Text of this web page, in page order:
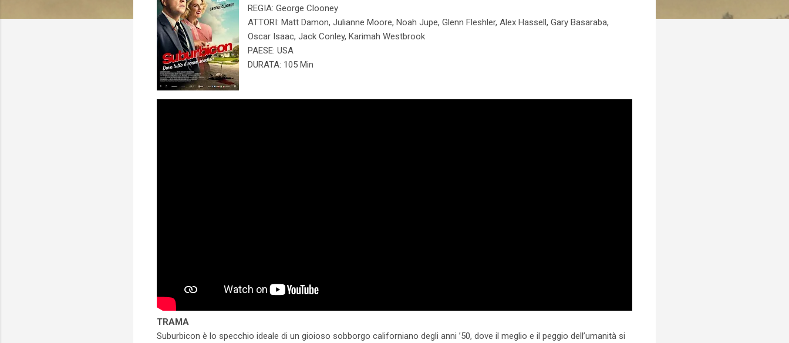
REGIA: George Clooney
ATTORI: Matt Damon, Julianne Moore, Noah Jupe, Glenn Fleshler, Alex Hassell, Gary Basaraba,
Oscar Isaac, Jack Conley, Karimah Westbrook
PAESE: USA
DURATA: 105 Min
TRAMA
Suburbicon è lo specchio ideale di un gioioso sobborgo californiano degli anni ’50, dove il meglio e il peggio dell’umanità si